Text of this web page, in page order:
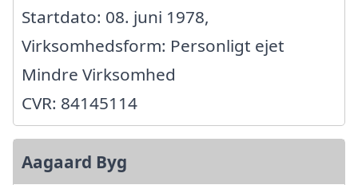
Startdato: 08. juni 1978,
Virksomhedsform: Personligt ejet
Mindre Virksomhed
CVR: 84145114
Aagaard Byg